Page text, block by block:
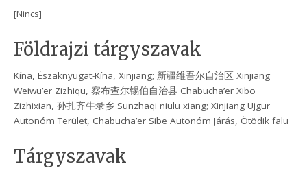
[Nincs]
Földrajzi tárgyszavak
Kína, Északnyugat-Kína, Xinjiang; 新疆维吾尔自治区 Xinjiang
Weiwu’er Zizhiqu, 察布查尔锡伯自治县 Chabucha’er Xibo
Zizhixian, 孙扎齐牛录乡 Sunzhaqi niulu xiang; Xinjiang Ujgur
Autonóm Terület, Chabucha’er Sibe Autonóm Járás, Ötödik falu
Tárgyszavak